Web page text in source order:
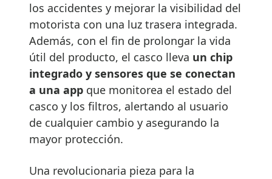
los accidentes y mejorar la visibilidad del
motorista con una luz trasera integrada.
Además, con el fin de prolongar la vida
útil del producto, el casco lleva un chip
integrado y sensores que se conectan
a una app que monitorea el estado del
casco y los filtros, alertando al usuario
de cualquier cambio y asegurando la
mayor protección.
Una revolucionaria pieza para la